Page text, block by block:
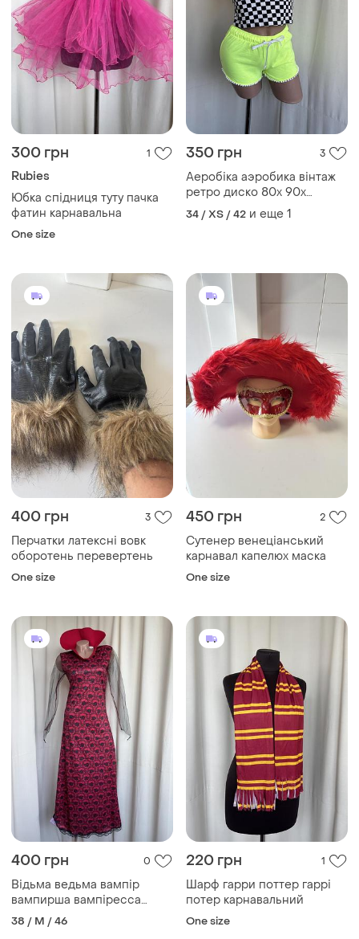
300 грн 1
Rubies
Юбка спідниця туту пачка
фатин карнавальна
One size
350 грн 3
Аеробіка аэробика вінтаж
ретро диско 80х 90х
яскравий костюм
карнавальний
34 / XS / 42 и еще 1
400 грн 3
Перчатки латексні вовк
оборотень перевертень
One size
450 грн 2
Сутенер венеціанський
карнавал капелюх маска
One size
400 грн 0
Відьма ведьма вампір
вампирша вампіресса
королева сукня
карнавальна
38 / M / 46
220 грн 1
Шарф гарри поттер гаррі
потер карнавальний
One size